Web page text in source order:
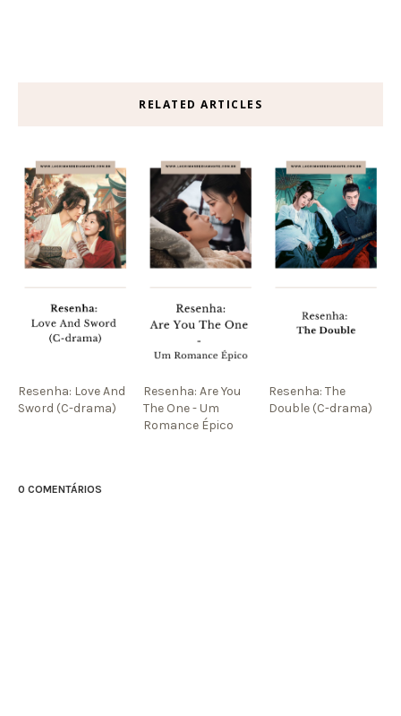
RELATED ARTICLES
Resenha: Love And
Sword (C-drama)
Resenha: Are You
The One - Um
Romance Épico
Resenha: The
Double (C-drama)
0 COMENTÁRIOS